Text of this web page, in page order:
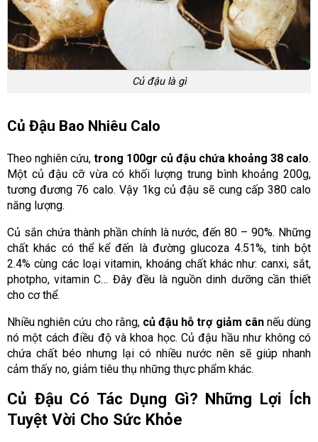
Củ đậu là gì
Củ Đậu Bao Nhiêu Calo
Theo nghiên cứu, trong 100gr củ đậu chứa khoảng 38 calo.
Một củ đậu cỡ vừa có khối lượng trung bình khoảng 200g,
tương đương 76 calo. Vậy 1kg củ đậu sẽ cung cấp 380 calo
năng lượng.
Củ sắn chứa thành phần chính là nước, đến 80 – 90%. Những
chất khác có thể kể đến là đường glucoza 4.51%, tinh bột
2.4% cùng các loại vitamin, khoáng chất khác như: canxi, sắt,
photpho, vitamin C… Đây đều là nguồn dinh dưỡng cần thiết
cho cơ thể.
Nhiều nghiên cứu cho rằng, củ đậu hỗ trợ giảm cânnếu dùng
nó một cách điều độ và khoa học. Củ đậu hầu như không có
chứa chất béo nhưng lại có nhiều nước nên sẽ giúp nhanh
cảm thấy no, giảm tiêu thụ những thực phẩm khác.
Củ Đậu Có Tác Dụng Gì? Những Lợi Ích
Tuyệt Vời Cho Sức Khỏe